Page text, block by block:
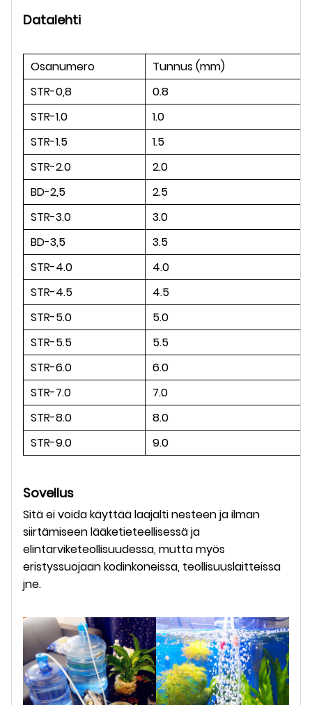
Datalehti
Osanumero
Tunnus (mm)
STR-0,8
0.8
STR-1.0
1.0
STR-1.5
1.5
STR-2.0
2.0
BD-2,5
2.5
STR-3.0
3.0
BD-3,5
3.5
STR-4.0
4.0
STR-4.5
4.5
STR-5.0
5.0
STR-5.5
5.5
STR-6.0
6.0
STR-7.0
7.0
STR-8.0
8.0
STR-9.0
9.0
Sovellus
Sitä ei voida käyttää laajalti nesteen ja ilman
siirtämiseen lääketieteellisessä ja
elintarviketeollisuudessa, mutta myös
eristyssuojaan kodinkoneissa, teollisuuslaitteissa
jne.